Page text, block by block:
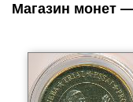
Магазин монет